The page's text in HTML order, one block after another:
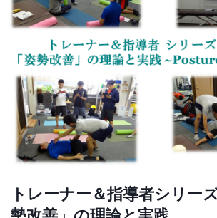
トレーナー＆指導者シリー